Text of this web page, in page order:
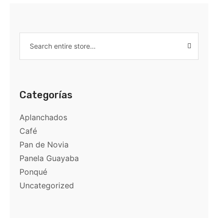
Categorías
Aplanchados
Café
Pan de Novia
Panela Guayaba
Ponqué
Uncategorized